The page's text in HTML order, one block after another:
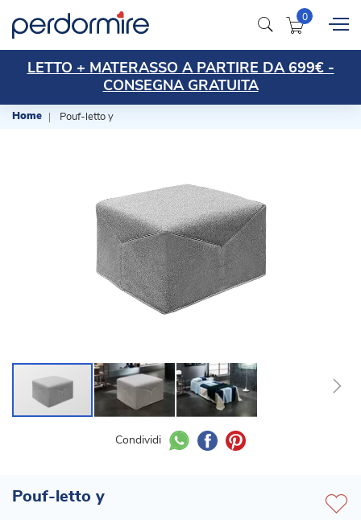
LETTO + MATERASSO A PARTIRE DA 699€ -
CONSEGNA GRATUITA
TRASPORTO gratuito per importi > 499€
Home Pouf-letto y
Condividi
Pouf-letto y